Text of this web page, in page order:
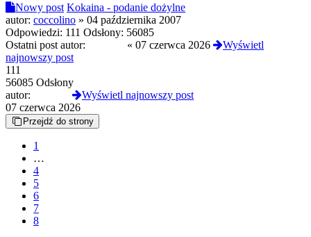
Nowy post Kokaina - podanie dożylne
autor: coccolino » 04 października 2007
Odpowiedzi: 111 Odsłony: 56085
Ostatni post autor:
« 07 czerwca 2026
Wyświetl
najnowszy post
111
56085 Odsłony
autor:
Wyświetl najnowszy post
07 czerwca 2026
Przejdź do strony
1
…
4
5
6
7
8